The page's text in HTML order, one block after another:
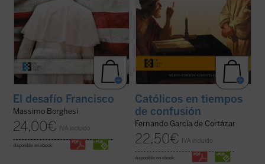
El desafío Francisco
Massimo Borghesi
24,00€ IVA incluido
disponible en ebook:
Católicos en tiempos
de confusión
Fernando García de Cortázar
22,50€ IVA incluido
disponible en ebook: